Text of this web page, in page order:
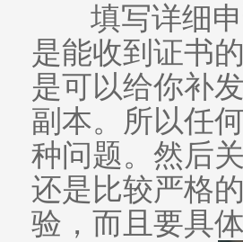
填写详细申
是能收到证书
是可以给你补
副本。所以任
种问题。然后
还是比较严格
验，而且要具